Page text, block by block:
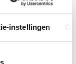
instellingen
februari vanaf
einde dienst